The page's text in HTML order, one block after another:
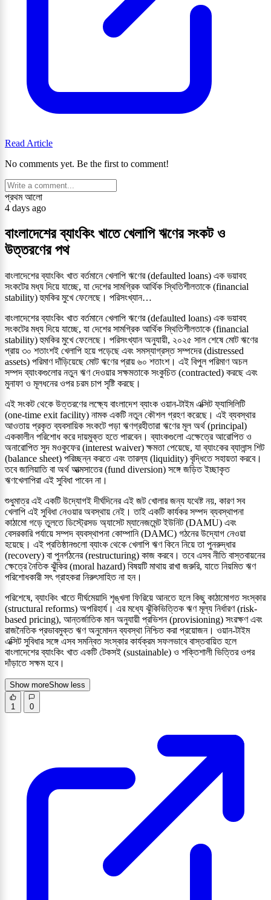
Read Article
No comments yet. Be the first to comment!
প্রথম আলো
4 days ago
বাংলাদেশের ব্যাংকিং খাতে খেলাপি ঋণের সংকট ও
উত্তরণের পথ
বাংলাদেশের ব্যাংকিং খাত বর্তমানে খেলাপি ঋণের (defaulted loans) এক ভয়াবহ
সংকটের মধ্য দিয়ে যাচ্ছে, যা দেশের সামগ্রিক আর্থিক স্থিতিশীলতাকে (financial
stability) হুমকির মুখে ফেলেছে। পরিসংখ্যান…
বাংলাদেশের ব্যাংকিং খাত বর্তমানে খেলাপি ঋণের (defaulted loans) এক ভয়াবহ
সংকটের মধ্য দিয়ে যাচ্ছে, যা দেশের সামগ্রিক আর্থিক স্থিতিশীলতাকে (financial
stability) হুমকির মুখে ফেলেছে। পরিসংখ্যান অনুযায়ী, ২০২৫ সাল শেষে মোট ঋণের
প্রায় ৩০ শতাংশই খেলাপি হয়ে পড়েছে এবং সমস্যাগ্রস্ত সম্পদের (distressed
assets) পরিমাণ দাঁড়িয়েছে মোট ঋণের প্রায় ৬০ শতাংশ। এই বিপুল পরিমাণ অচল
সম্পদ ব্যাংকগুলোর নতুন ঋণ দেওয়ার সক্ষমতাকে সংকুচিত (contracted) করছে এবং
মুনাফা ও মূলধনের ওপর চরম চাপ সৃষ্টি করছে।
এই সংকট থেকে উত্তরণের লক্ষ্যে বাংলাদেশ ব্যাংক ওয়ান-টাইম এক্সিট ফ্যাসিলিটি
(one-time exit facility) নামক একটি নতুন কৌশল গ্রহণ করেছে। এই ব্যবস্থার
আওতায় প্রকৃত ব্যবসায়িক সংকটে পড়া ঋণগ্রহীতারা ঋণের মূল অর্থ (principal)
এককালীন পরিশোধ করে দায়মুক্ত হতে পারবেন। ব্যাংকগুলো এক্ষেত্রে আরোপিত ও
অনারোপিত সুদ মওকুফের (interest waiver) ক্ষমতা পেয়েছে, যা ব্যাংকের ব্যালান্স শিট
(balance sheet) পরিচ্ছন্ন করতে এবং তারল্য (liquidity) বৃদ্ধিতে সহায়তা করবে।
তবে জালিয়াতি বা অর্থ আত্মসাতের (fund diversion) সঙ্গে জড়িত ইচ্ছাকৃত
ঋণখেলাপিরা এই সুবিধা পাবেন না।
শুধুমাত্র এই একটি উদ্যোগই দীর্ঘদিনের এই জট খোলার জন্য যথেষ্ট নয়, কারণ সব
খেলাপি এই সুবিধা নেওয়ার অবস্থায় নেই। তাই একটি কার্যকর সম্পদ ব্যবস্থাপনা
কাঠামো গড়ে তুলতে ডিস্ট্রেসড অ্যাসেট ম্যানেজমেন্ট ইউনিট (DAMU) এবং
বেসরকারি পর্যায়ে সম্পদ ব্যবস্থাপনা কোম্পানি (DAMC) গঠনের উদ্যোগ নেওয়া
হয়েছে। এই প্রতিষ্ঠানগুলো ব্যাংক থেকে খেলাপি ঋণ কিনে নিয়ে তা পুনরুদ্ধার
(recovery) বা পুনর্গঠনের (restructuring) কাজ করবে। তবে এসব নীতি বাস্তবায়নের
ক্ষেত্রে নৈতিক ঝুঁকির (moral hazard) বিষয়টি মাথায় রাখা জরুরি, যাতে নিয়মিত ঋণ
পরিশোধকারী সৎ গ্রাহকরা নিরুৎসাহিত না হন।
পরিশেষে, ব্যাংকিং খাতে দীর্ঘমেয়াদি শৃঙ্খলা ফিরিয়ে আনতে হলে কিছু কাঠামোগত সংস্কার
(structural reforms) অপরিহার্য। এর মধ্যে ঝুঁকিভিত্তিক ঋণ মূল্য নির্ধারণ (risk-
based pricing), আন্তর্জাতিক মান অনুযায়ী প্রভিশন (provisioning) সংরক্ষণ এবং
রাজনৈতিক প্রভাবমুক্ত ঋণ অনুমোদন ব্যবস্থা নিশ্চিত করা প্রয়োজন। ওয়ান-টাইম
এক্সিট সুবিধার সঙ্গে এসব সমন্বিত সংস্কার কার্যক্রম সফলভাবে বাস্তবায়িত হলে
বাংলাদেশের ব্যাংকিং খাত একটি টেকসই (sustainable) ও শক্তিশালী ভিত্তির ওপর
দাঁড়াতে সক্ষম হবে।
Show moreShow less
1 0